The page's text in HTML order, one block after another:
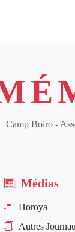
Camp Boiro -
Médias
Horoya
Autres